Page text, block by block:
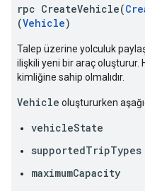
rpc CreateVehicle(
(Vehicle)
Talep üzerine yolculuk
ilişkili yeni bir araç oluşturur.
kimliğine sahip olmalıdır.
Vehicle oluştururken
vehicleState
supportedTripTypes
maximumCapacity